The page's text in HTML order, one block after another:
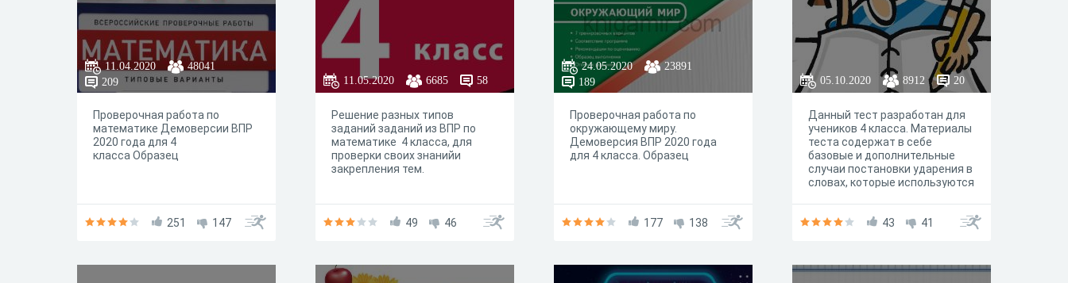
11.04.2020
48041
209
Проверочная работа по
математике Демоверсии ВПР
2020 года для 4
класса Образец
251 147
11.05.2020 6685 58
Решение разных типов
заданий заданий из ВПР по
математике 4 класса, для
проверки своих знанийи
закрепления тем.
49 46
24.05.2020
23891
189
Проверочная работа по
окружающему миру.
Демоверсия ВПР 2020 года
для 4 класса. Образец
177 138
05.10.2020 8912 20
Данный тест разработан для
учеников 4 класса. Материалы
теста содержат в себе
базовые и дополнительные
случаи постановки ударения в
словах, которые используются
участников, 06.12.2021
образом, уровень сложности
43 41